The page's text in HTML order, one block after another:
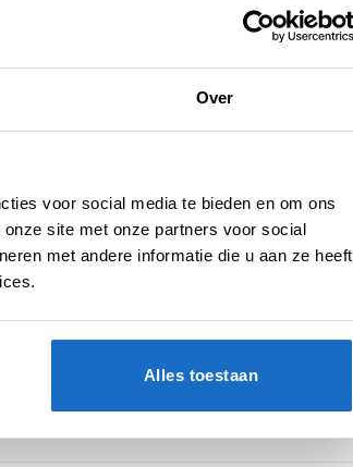
Over
voor social media te bieden en om ons
site met onze partners voor social
met andere informatie die u aan ze heeft
Alles toestaan